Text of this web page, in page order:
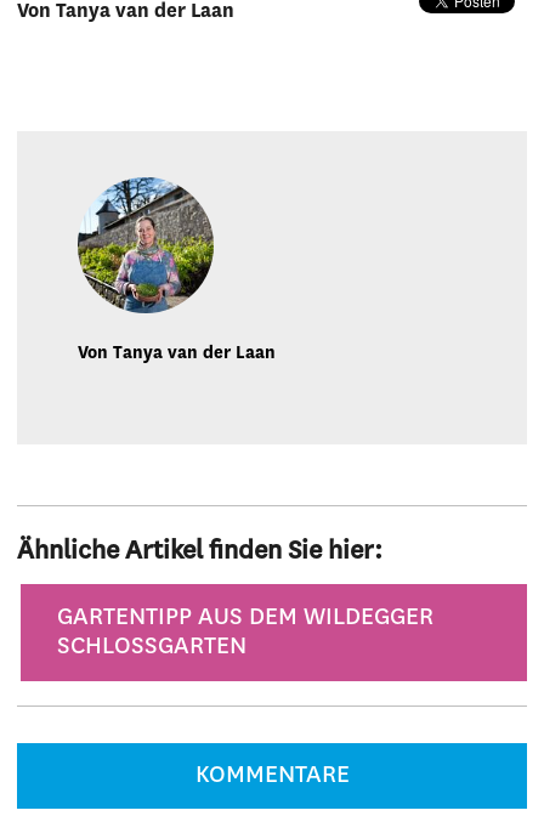
Von Tanya van der Laan
Von Tanya van der Laan
Ähnliche Artikel finden Sie hier:
GARTENTIPP AUS DEM WILDEGGER
SCHLOSSGARTEN
KOMMENTARE